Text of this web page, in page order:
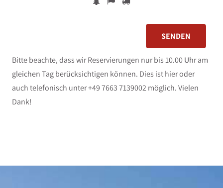
Bitte beachte, dass wir Reservierungen nur bis 10.00 Uhr am
gleichen Tag berücksichtigen können. Dies ist hier oder
auch telefonisch unter +49 7663 7139002 möglich. Vielen
Dank!